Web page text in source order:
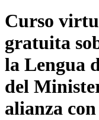
Curso
gratuita
la Lengua
del
alianza